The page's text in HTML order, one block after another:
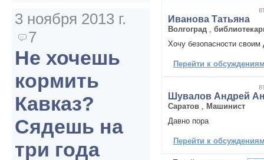
Иванова Татьяна
Волгоград
Хочу безопасности
Перейти к
Шувалов Андрей
Саратов
Машинист
Давно пора
Перейти к
3 ноября 2013 г.
7
Не хочешь
кормить
Кавказ?
Сядешь на
три года